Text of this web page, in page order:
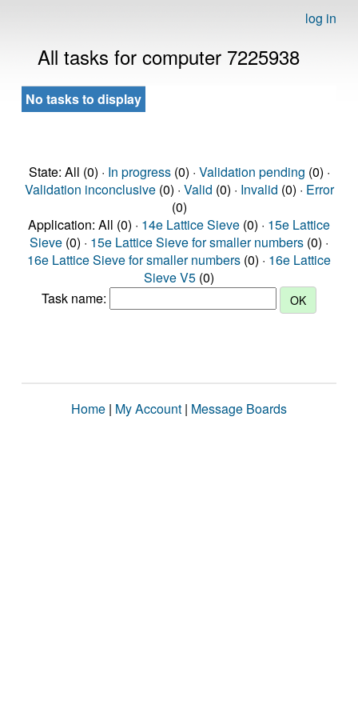
log in
All tasks for computer 7225938
No tasks to display
State: All (0) · In progress(0) · Validation pending (0) ·
Validation inconclusive(0) · Valid (0) · Invalid (0) · Error
(0)
Application: All (0) · 14e Lattice Sieve (0) · 15e Lattice
Sieve (0) · 15e Lattice Sieve for smaller numbers (0) ·
16e Lattice Sieve for smaller numbers (0) · 16e Lattice
Sieve V5 (0)
Task name:
Home | My Account | Message Boards